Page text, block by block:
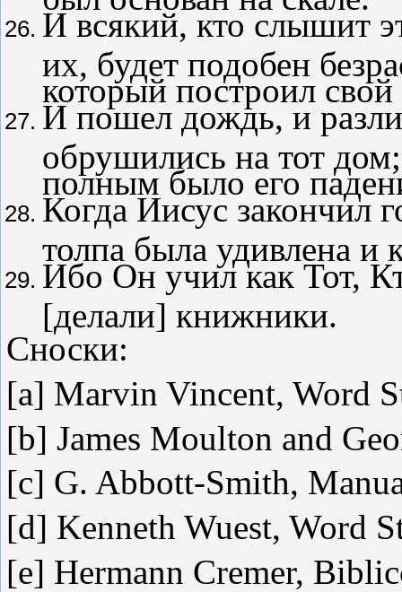
И всякий, кто слышит
их, будет подобен
который построил свой
И пошел дождь, и
обрушились на тот
полным было его
Когда Иисус закончил
толпа была удивлена и
Ибо Он учил как Тот,
[делали] книжники.
Сноски:
[a] Marvin Vincent, Word
[b] James Moulton and
[c] G. Abbott-Smith,
[d] Kenneth Wuest, Word
[e] Hermann Cremer,